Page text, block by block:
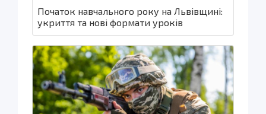
Початок навчального року на Львівщині:
укриття та нові формати уроків